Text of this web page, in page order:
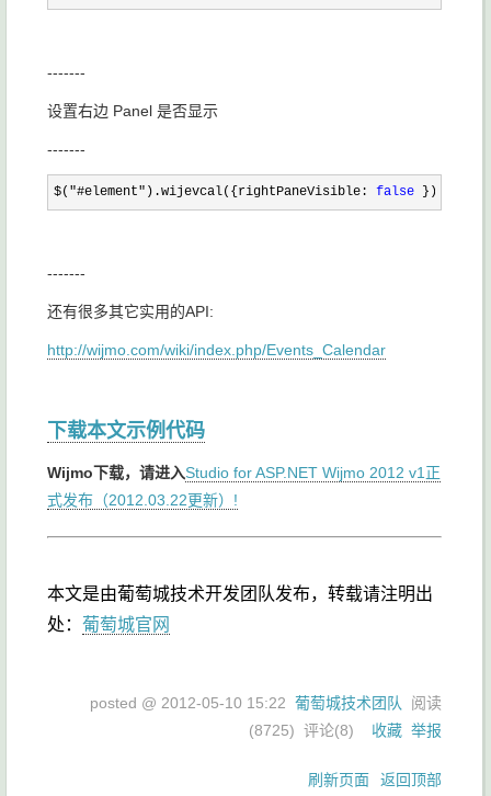
-------
设置右边 Panel 是否显示
-------
$("#element").wijevcal({rightPaneVisible: false });
-------
还有很多其它实用的API:
http://wijmo.com/wiki/index.php/Events_Calendar
下载本文示例代码
Wijmo下载，请进入Studio for ASP.NET Wijmo 2012 v1正
式发布（2012.03.22更新）!
本文是由葡萄城技术开发团队发布，转载请注明出
处： 葡萄城官网
posted @ 2012-05-10 15:22 葡萄城技术团队
阅读
(8725) 评论(8) 收藏 举报
刷新页面 返回顶部